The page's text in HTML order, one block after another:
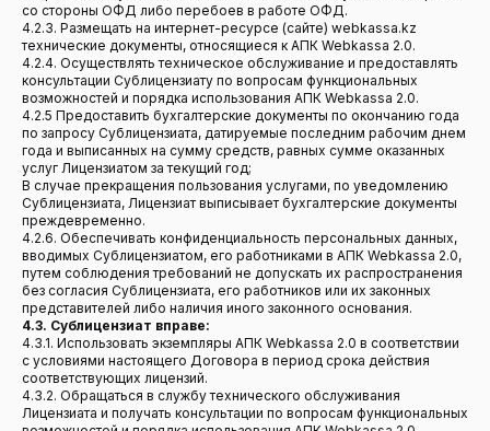
со стороны ОФД либо перебоев в работе ОФД.
4.2.3. Размещать на интернет-ресурсе (сайте) webkassa.kz
технические документы, относящиеся к АПК Webkassa 2.0.
4.2.4. Осуществлять техническое обслуживание и предоставлять
консультации Сублицензиату по вопросам функциональных
возможностей и порядка использования АПК Webkassa 2.0.
4.2.5 Предоставить бухгалтерские документы по окончанию года
по запросу Сублицензиата, датируемые последним рабочим днем
года и выписанных на сумму средств, равных сумме оказанных
услуг Лицензиатом за текущий год;
В случае прекращения пользования услугами, по уведомлению
Сублицензиата, Лицензиат выписывает бухгалтерские документы
преждевременно.
4.2.6. Обеспечивать конфиденциальность персональных данных,
вводимых Сублицензиатом, его работниками в АПК Webkassa 2.0,
путем соблюдения требований не допускать их распространения
без согласия Сублицензиата, его работников или их законных
представителей либо наличия иного законного основания.
4.3. Сублицензиат вправе:
4.3.1. Использовать экземпляры АПК Webkassa 2.0 в соответствии
с условиями настоящего Договора в период срока действия
соответствующих лицензий.
4.3.2. Обращаться в службу технического обслуживания
Лицензиата и получать консультации по вопросам функциональных